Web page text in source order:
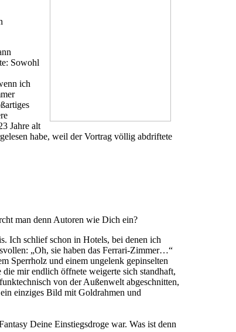
Sowohl
ich
Jahre alt
habe, weil der Vortrag völlig abdriftete
man denn Autoren wie Dich ein?
Ich schlief schon in Hotels, bei denen ich
„Oh, sie haben das Ferrari-Zimmer…“
Sperrholz und einem ungelenk gepinselten
mir endlich öffnete weigerte sich standhaft,
von der Außenwelt abgeschnitten,
einziges Bild mit Goldrahmen und
Deine Einstiegsdroge war. Was ist denn